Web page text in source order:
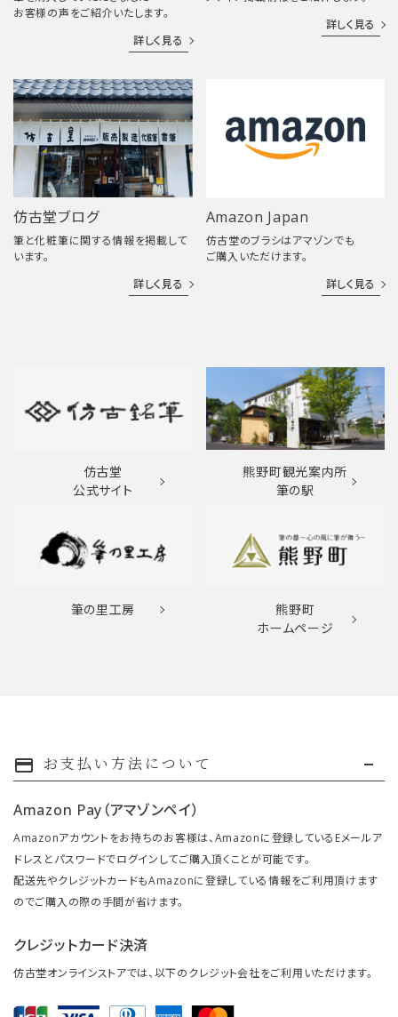
お客様の声をご紹介いたします。
詳しく見る
詳しく見る
仿古堂ブログ
筆と化粧筆に関する情報を掲載して
います。
詳しく見る
Amazon Japan
仿古堂のブラシはアマゾンでも
ご購入いただけます。
詳しく見る
仿古堂
公式サイト
熊野町観光案内所
筆の駅
筆の里工房
熊野町
ホームページ
payment お支払い方法について
Amazon Pay（アマゾンペイ）
Amazonアカウントをお持ちのお客様は、Amazonに登録しているEメールア
ドレスとパスワードでログインしてご購入頂くことが可能です。
配送先やクレジットカードもAmazonに登録している情報をご利用頂けます
のでご購入の際の手間が省けます。
クレジットカード決済
仿古堂オンラインストアでは、以下のクレジット会社をご利用いただけます。